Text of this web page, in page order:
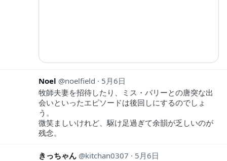
Noel noelfield
5月6日
牧師夫妻を招待したり、ミス・バリーとの唐突な出
会いといったエピソードは後回しにするのでしょ
う。
微笑ましいけれど、駆け足過ぎて余韻が乏しいのが
残念。
きっちゃん kitchan0307
5月6日